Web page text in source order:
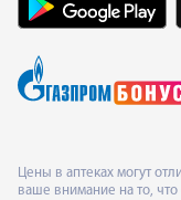
Цены в аптеках могут
ваше внимание на то, что